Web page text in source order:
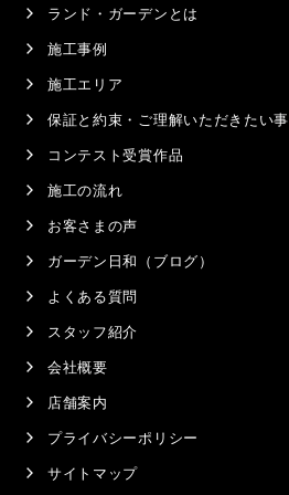
ランド・ガーデンとは
施工事例
施工エリア
保証と約束・ご理解いただきたい事
コンテスト受賞作品
施工の流れ
お客さまの声
ガーデン日和（ブログ）
よくある質問
スタッフ紹介
会社概要
店舗案内
プライバシーポリシー
サイトマップ